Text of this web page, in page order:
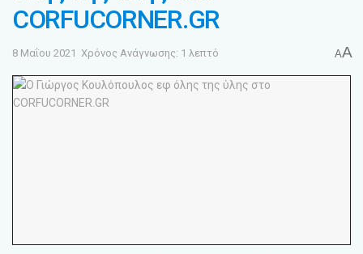
CORFUCORNER.GR
8 Μαΐου 2021 Χρόνος Ανάγνωσης: 1 λεπτό AA